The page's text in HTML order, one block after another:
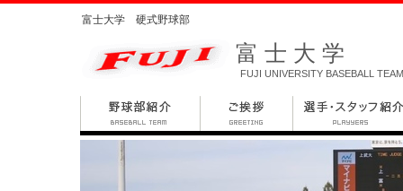
富士大学 硬式野球部
富士大学
FUJI UNIVERSITY BASEBALL TEAM